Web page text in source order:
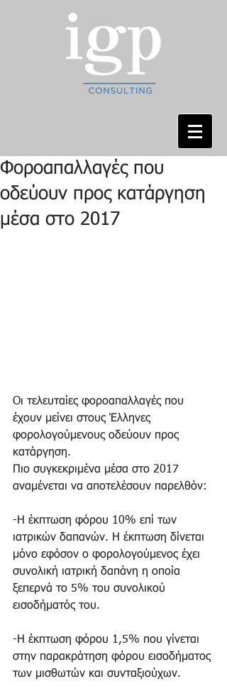
Φοροαπαλλαγές που
οδεύουν προς κατάργηση
μέσα στο 2017
Oι τελευταίες φοροαπαλλαγές που
έχουν μείνει στους Έλληνες
φορολογούμενους οδεύουν προς
κατάργηση.
Πιο συγκεκριμένα μέσα στο 2017
αναμένεται να αποτελέσουν παρελθόν:
-Η έκπτωση φόρου 10% επί των
ιατρικών δαπανών. Η έκπτωση δίνεται
μόνο εφόσον ο φορολογούμενος έχει
συνολική ιατρική δαπάνη η οποία
ξεπερνά το 5% του συνολικού
εισοδήματός του.
-Η έκπτωση φόρου 1,5% που γίνεται
στην παρακράτηση φόρου εισοδήματος
των μισθωτών και συνταξιούχων.